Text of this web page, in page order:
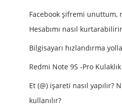
Facebook şifremi unuttum,
Hesabımı nasıl
Bilgisayarı hızlandırma
Redmi Note 9S -Pro
Et (@) işareti nasıl yapılır?
kullanılır?